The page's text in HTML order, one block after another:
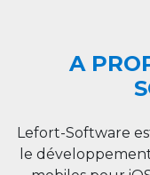
A
Lefort-Software
le